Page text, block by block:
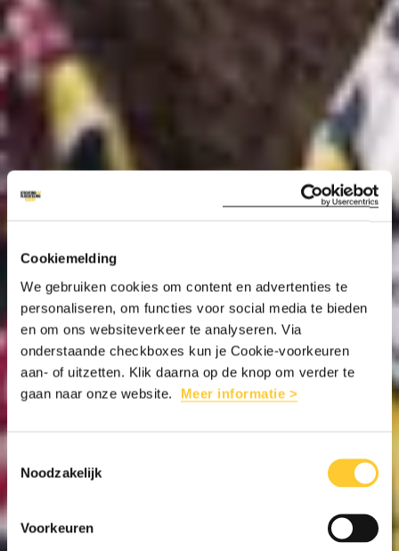
Cookiemelding
We gebruiken cookies om content en advertenties te
personaliseren, om functies voor social media te bieden
en om ons websiteverkeer te analyseren. Via
onderstaande checkboxes kun je Cookie-voorkeuren
aan- of uitzetten. Klik daarna op de knop om verder te
gaan naar onze website. Meer informatie >
Noodzakelijk
Voorkeuren